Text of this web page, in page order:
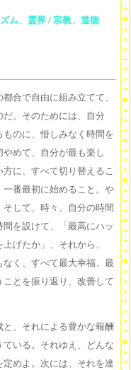
ム、霊界 / 宗教、道徳
合で自由に組み立てて、
。そのためには、自分
のに、惜しみなく時間を
めて、自分が最も楽し
に、すべて切り替えるこ
番最初に始めること。や
して、時々、自分の時間
を設けて、「最高にハッ
げたか」、それから、
なく、すべて最大幸福、最
とを振り返り、改善して
、それによる豊かな報酬
ている。それゆえ、どんな
めよ。次には、それを達